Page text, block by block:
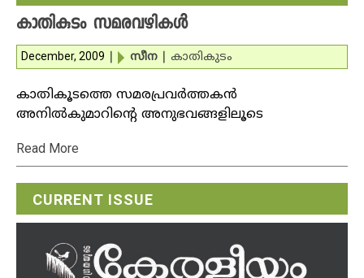
കാതികുടം സമരവഴികള്‍
December, 2009 സീന കാതികുടം
കാതികൂടത്തെ സമരപ്രവര്‍ത്തകന്‍
അനില്‍കുമാറിന്റെ അനുഭവങ്ങളിലൂടെ
Read More
CURRENT ISSUE